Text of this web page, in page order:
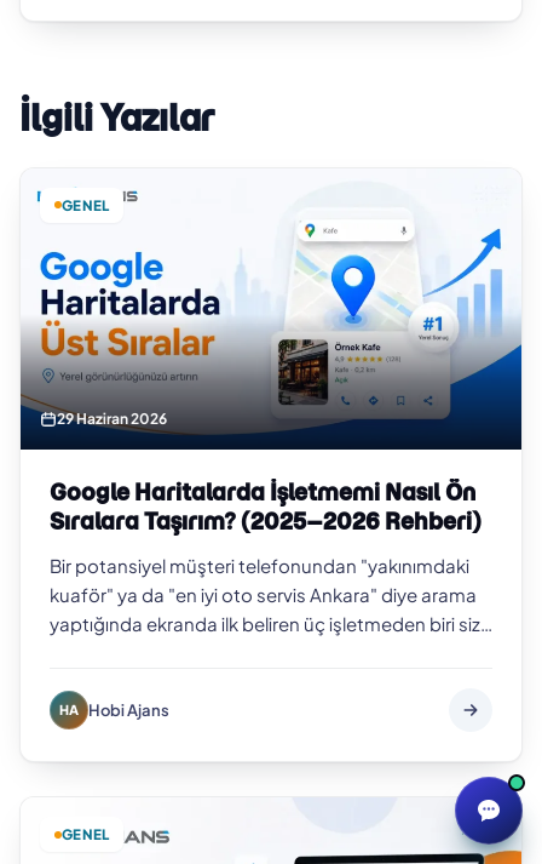
İlgili Yazılar
GENEL
29 Haziran 2026
Google Haritalarda İşletmemi Nasıl Ön
Sıralara Taşırım? (2025–2026 Rehberi)
Bir potansiyel müşteri telefonundan "yakınımdaki
kuaför" ya da "en iyi oto servis Ankara" diye arama
yaptığında ekranda ilk beliren üç işletmeden biri siz
HA Hobi Ajans
GENEL